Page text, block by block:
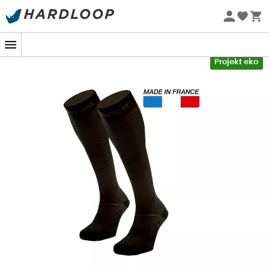
Letnie promocje 🔥 -5% DODATKOWO przy zakupie 2
Projekt eko